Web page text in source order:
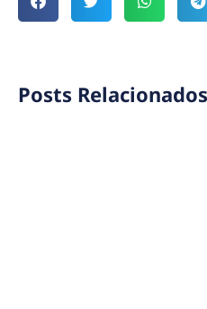
Posts Relacionados